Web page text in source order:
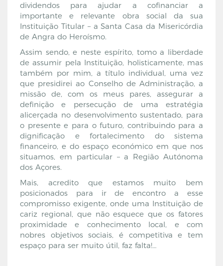
dividendos para ajudar a cofinanciar a
importante e relevante obra social da sua
Instituição Titular – a Santa Casa da Misericórdia
de Angra do Heroísmo.
Assim sendo, e neste espírito, tomo a liberdade
de assumir pela Instituição, holisticamente, mas
também por mim, a título individual, uma vez
que presidirei ao Conselho de Administração, a
missão de, com os meus pares, assegurar a
definição e persecução de uma estratégia
alicerçada no desenvolvimento sustentado, para
o presente e para o futuro, contribuindo para a
dignificação e fortalecimento do sistema
financeiro, e do espaço económico em que nos
situamos, em particular – a Região Autónoma
dos Açores.
Mais, acredito que estamos muito bem
posicionados para ir de encontro a esse
compromisso exigente, onde uma Instituição de
cariz regional, que não esquece que os fatores
proximidade e conhecimento local, e com
nobres objetivos sociais, é competitiva e tem
espaço para ser muito útil, faz falta!…